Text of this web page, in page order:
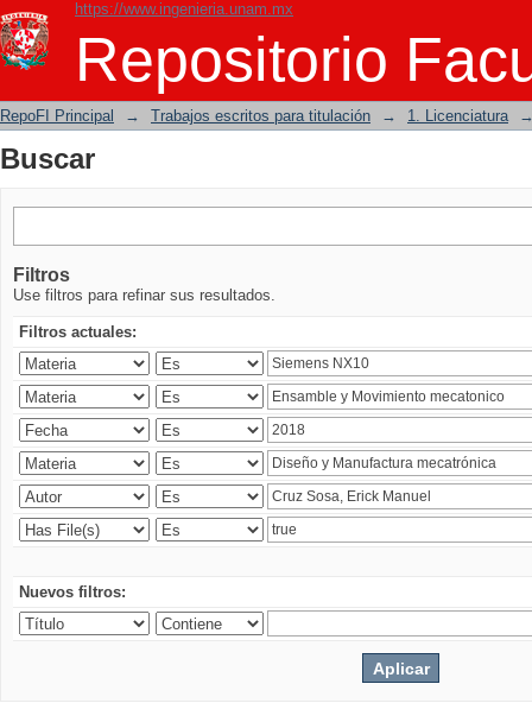
https://www.ingenieria.unam.mx
Repositorio
Buscar
RepoFI Principal → Trabajos escritos para titulación → 1. Licenciatura
Buscar
Filtros
Use filtros para refinar sus resultados.
Filtros actuales:
Nuevos filtros: